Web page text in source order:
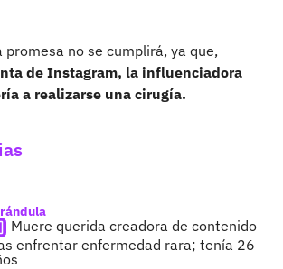
promesa no se cumplirá, ya que,
de Instagram, la influenciadora
a realizarse una cirugía.
Muere querida creadora de contenido
enfrentar enfermedad rara; tenía 26